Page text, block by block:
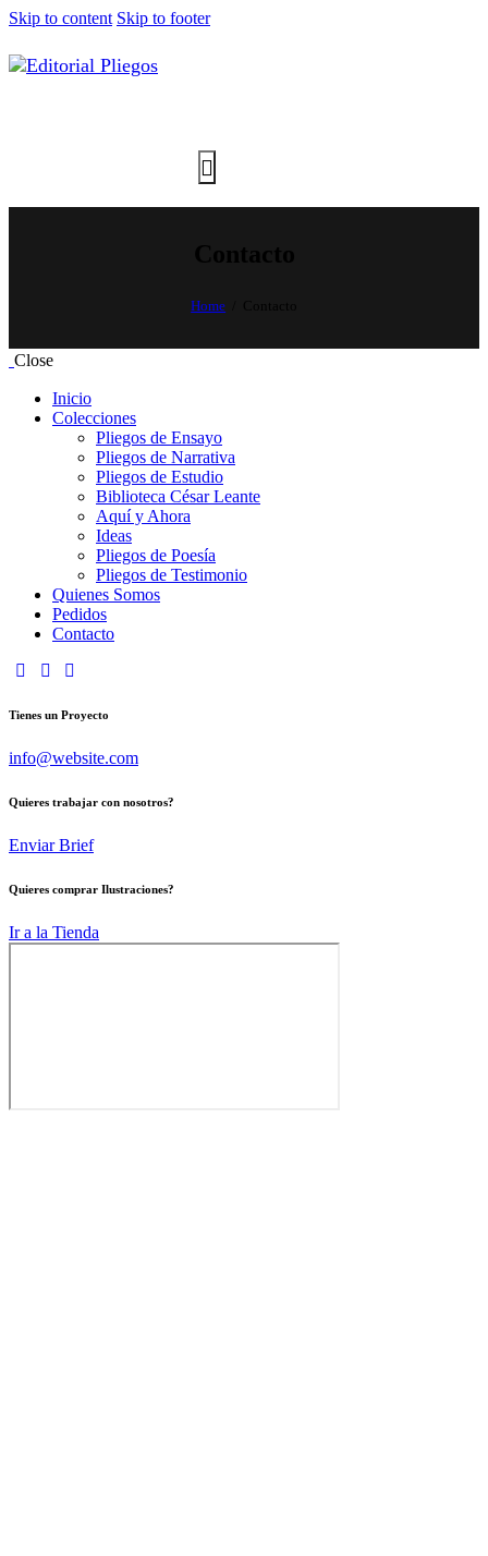
Skip to content Skip to footer
Home
Close
Inicio
Colecciones
Pliegos de Ensayo
Pliegos de Narrativa
Pliegos de Estudio
Biblioteca César Leante
Aquí y Ahora
Ideas
Pliegos de Poesía
Pliegos de Testimonio
Quienes Somos
Pedidos
Contacto
Tienes un Proyecto
info@website.com
Quieres trabajar con nosotros?
Enviar Brief
Quieres comprar Ilustraciones?
Ir a la Tienda